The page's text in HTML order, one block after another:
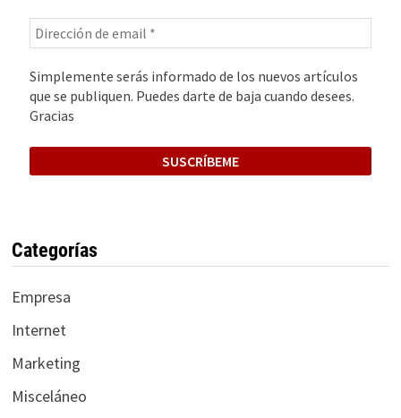
Simplemente serás informado de los nuevos artículos
que se publiquen. Puedes darte de baja cuando desees.
Gracias
Categorías
Empresa
Internet
Marketing
Misceláneo